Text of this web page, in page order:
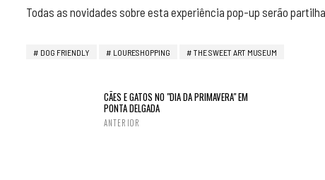
Todas as novidades sobre esta experiência pop-up serão
DOG FRIENDLY LOURESHOPPING THE SWEET ART MUSEUM
CÃES E GATOS NO "DIA DA PRIMAVERA" EM
PONTA DELGADA
ANTERIOR